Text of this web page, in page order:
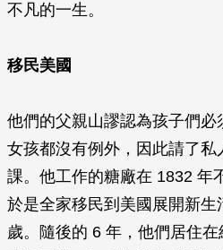
不凡的一生。
移民美國
他們的父親山謬認為孩子們
女孩都沒有例外，因此請了
課。他工作的糖廠在 1832 年
於是全家移民到美國展開新
歲。隨後的 6 年，他們居住